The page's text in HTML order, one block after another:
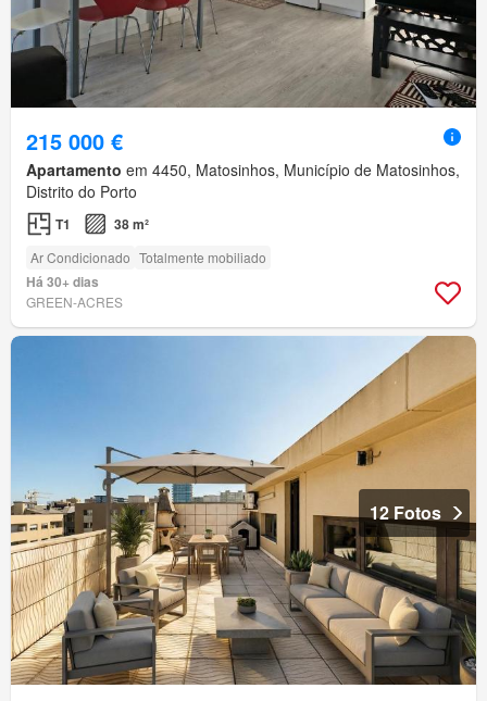
215 000 €
Apartamento em 4450, Matosinhos, Município de Matosinhos,
Distrito do Porto
T1 38 m²
Ar Condicionado Totalmente mobiliado
Há 30+ dias
GREEN-ACRES
12 Fotos